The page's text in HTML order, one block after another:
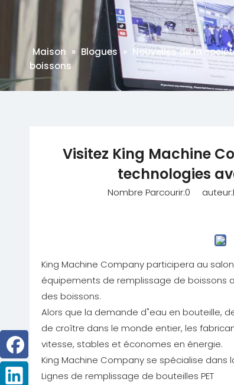
Maison » Blogues » Nouvelles de la
boissons
Visitez King Machine
technologies
Nombre Parcourir:0
King Machine Company participera au
équipements de remplissage de boissons
des boissons.
Alors que la demande d"eau en bouteille,
de croître dans le monde entier, les
vitesse, stables et économes en énergie.
King Machine Company se spécialise dans
Lignes de remplissage de bouteilles PET